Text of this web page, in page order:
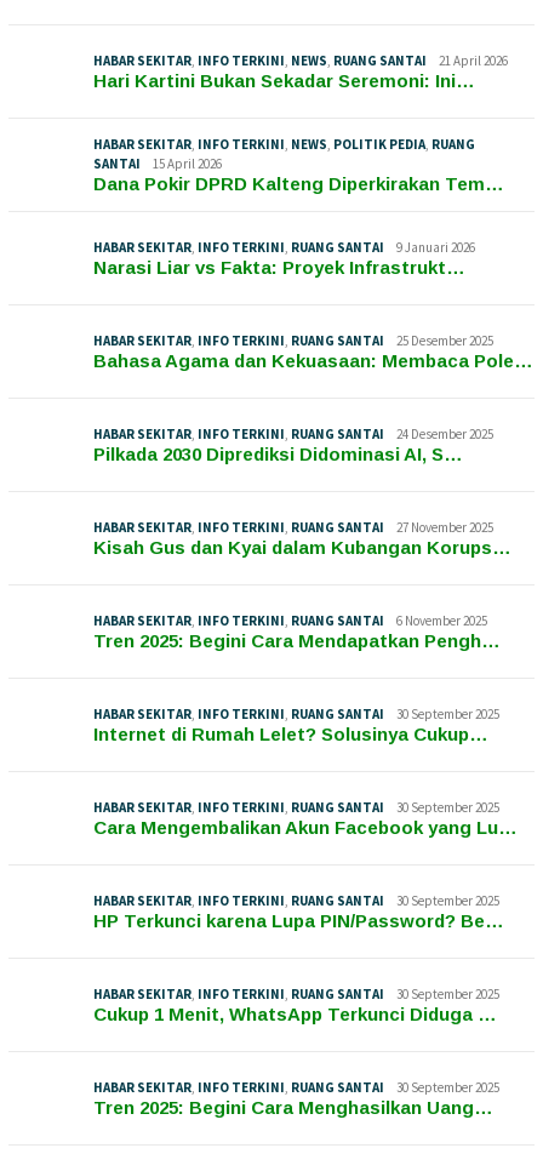
HABAR SEKITAR, INFO TERKINI, NEWS, RUANG SANTAI 21 April 2026
Hari Kartini Bukan Sekadar Seremoni: Ini…
HABAR SEKITAR, INFO TERKINI, NEWS, POLITIK PEDIA, RUANG
SANTAI
15 April 2026
Dana Pokir DPRD Kalteng Diperkirakan Tem…
HABAR SEKITAR, INFO TERKINI, RUANG SANTAI 9 Januari 2026
Narasi Liar vs Fakta: Proyek Infrastrukt…
HABAR SEKITAR, INFO TERKINI, RUANG SANTAI 25 Desember 2025
Bahasa Agama dan Kekuasaan: Membaca Pole…
HABAR SEKITAR, INFO TERKINI, RUANG SANTAI 24 Desember 2025
Pilkada 2030 Diprediksi Didominasi AI, S…
HABAR SEKITAR, INFO TERKINI, RUANG SANTAI 27 November 2025
Kisah Gus dan Kyai dalam Kubangan Korups…
HABAR SEKITAR, INFO TERKINI, RUANG SANTAI 6 November 2025
Tren 2025: Begini Cara Mendapatkan Pengh…
HABAR SEKITAR, INFO TERKINI, RUANG SANTAI 30 September 2025
Internet di Rumah Lelet? Solusinya Cukup…
HABAR SEKITAR, INFO TERKINI, RUANG SANTAI 30 September 2025
Cara Mengembalikan Akun Facebook yang Lu…
HABAR SEKITAR, INFO TERKINI, RUANG SANTAI 30 September 2025
HP Terkunci karena Lupa PIN/Password? Be…
HABAR SEKITAR, INFO TERKINI, RUANG SANTAI 30 September 2025
Cukup 1 Menit, WhatsApp Terkunci Diduga …
HABAR SEKITAR, INFO TERKINI, RUANG SANTAI 30 September 2025
Tren 2025: Begini Cara Menghasilkan Uang…